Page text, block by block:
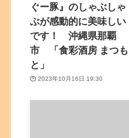
ぐー豚』のしゃぶしゃ
ぶが感動的に美味しい
です！ 沖縄県那覇
市 「食彩酒房 まつも
と」
2023年10月16日 19:30